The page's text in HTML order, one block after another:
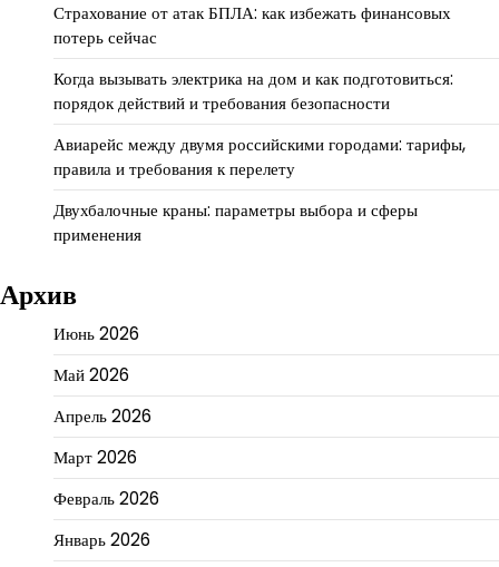
Страхование от атак БПЛА: как избежать финансовых
потерь сейчас
Когда вызывать электрика на дом и как подготовиться:
порядок действий и требования безопасности
Авиарейс между двумя российскими городами: тарифы,
правила и требования к перелету
Двухбалочные краны: параметры выбора и сферы
применения
Архив
Июнь 2026
Май 2026
Апрель 2026
Март 2026
Февраль 2026
Январь 2026